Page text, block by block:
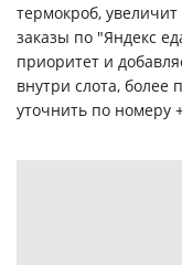
термокроб, увеличит
заказы по "Яндекс
приоритет и
внутри слота,
уточнить по номеру